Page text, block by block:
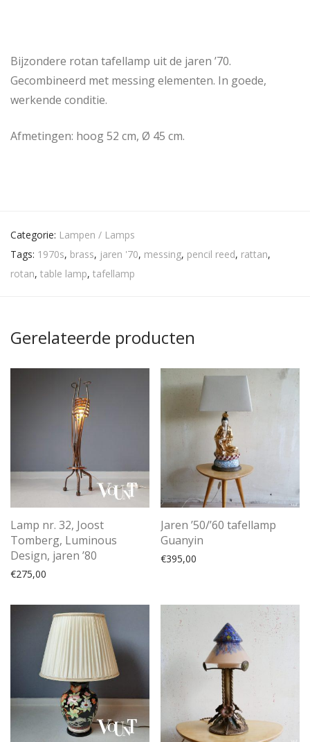
Bijzondere rotan tafellamp uit de jaren ’70.
Gecombineerd met messing elementen. In goede,
werkende conditie.
Afmetingen: hoog 52 cm, Ø 45 cm.
Categorie: Lampen / Lamps
Tags: 1970s, brass, jaren '70, messing, pencil reed, rattan,
rotan, table lamp, tafellamp
Gerelateerde producten
Lamp nr. 32, Joost
Tomberg, Luminous
Design, jaren ’80
€275,00
Jaren ’50/’60 tafellamp
Guanyin
€395,00